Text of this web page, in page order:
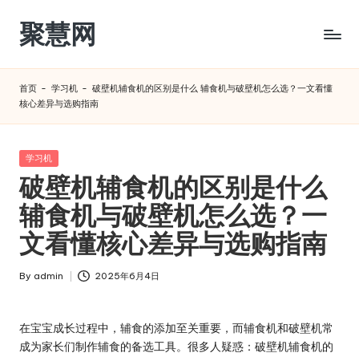
Skip
content
聚慧网
首页 - 学习机 - 破壁机辅食机的区别是什么 辅食机与破壁机怎么选？一文看懂
核心差异与选购指南​
Posted
学习机
破壁机辅食机的区别是什么
辅食机与破壁机怎么选？一
文看懂核心差异与选购指南​
Posted
By admin 2025年6月4日
在宝宝成长过程中，辅食的添加至关重要，而辅食机和破壁机常
成为家长们制作辅食的备选工具。很多人疑惑：破壁机辅食机的